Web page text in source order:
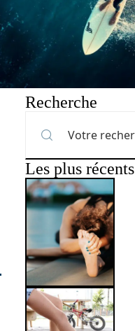
Recherche
Les plus récents